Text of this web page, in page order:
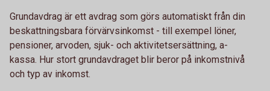
Grundavdrag är ett avdrag som görs automatiskt från din
beskattningsbara förvärvsinkomst - till exempel löner,
pensioner, arvoden, sjuk- och aktivitetsersättning, a-
kassa. Hur stort grundavdraget blir beror på inkomstnivå
och typ av inkomst.